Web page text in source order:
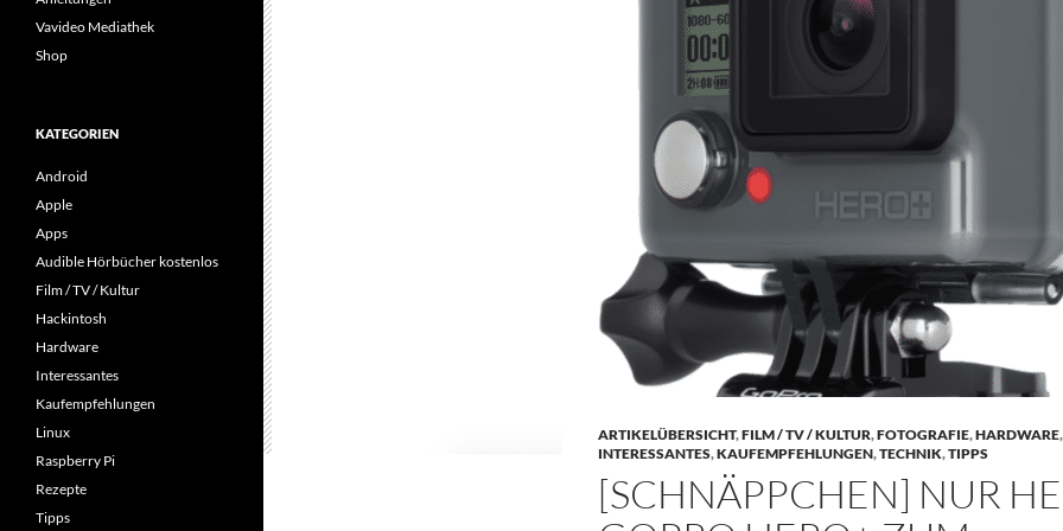
ARTIKELÜBERSICHT,FILM / TV / KULTUR,FOTOGRAFIE,HARDWARE,
INTERESSANTES,KAUFEMPFEHLUNGEN,TECHNIK,TIPPS
[SCHNÄPPCHEN] NUR
Vavideo Mediathek
Shop
KATEGORIEN
Android
Apple
Apps
Audible Hörbücher kostenlos
Film / TV / Kultur
Hackintosh
Hardware
Interessantes
Kaufempfehlungen
Linux
Raspberry Pi
Rezepte
Tipps